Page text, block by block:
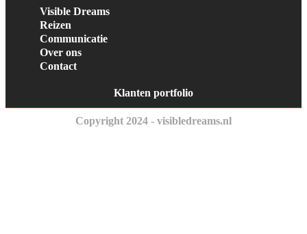
Visible Dreams
Reizen
Communicatie
Over ons
Contact
Klanten portfolio
Copyright 2024 - visibledreams.nl